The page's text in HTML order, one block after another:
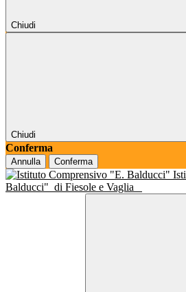
Chiudi
Chiudi
Conferma
Annulla Conferma
Balducci" di Fiesole e Vaglia